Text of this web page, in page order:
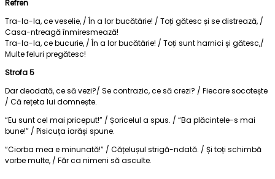
Refren
Tra-la-la, ce veselie, / În a lor bucătărie! / Toți gătesc și se distrează, /
Casa-ntreagă înmiresmează!
Tra-la-la, ce bucurie, / În a lor bucătărie! / Toți sunt harnici și gătesc,/
Multe feluri pregătesc!
Strofa 5
Dar deodată, ce să vezi?/ Se contrazic, ce să crezi? / Fiecare socotește
/ Că rețeta lui domnește.
“Eu sunt cel mai priceput!” / Șoricelul a spus. / “Ba plăcintele-s mai
bune!” / Pisicuța iarăși spune.
“Ciorba mea e minunată!” / Cățelușul strigă-ndată. / Și toți schimbă
vorbe multe, / Făr ca nimeni să asculte.